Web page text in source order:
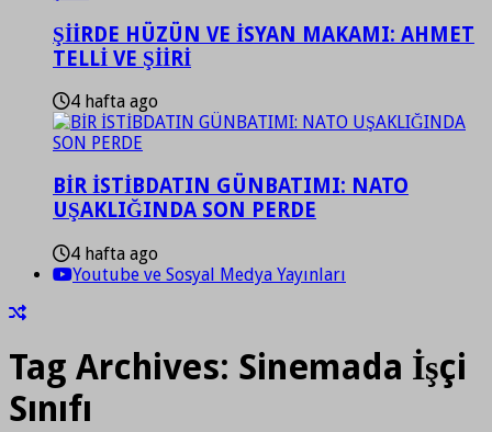
ŞİİRDE HÜZÜN VE İSYAN MAKAMI: AHMET
TELLİ VE ŞİİRİ
4 hafta ago
BİR İSTİBDATIN GÜNBATIMI: NATO
UŞAKLIĞINDA SON PERDE
4 hafta ago
Youtube ve Sosyal Medya Yayınları
Tag Archives: Sinemada İşçi
Sınıfı